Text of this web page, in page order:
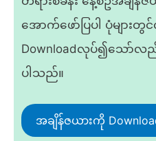
အောက်ဖော်ပြပါ ပုံများ
Downloadလုပ်၍သော်လ
ပါသည်။
အချိန်ဇယားကို